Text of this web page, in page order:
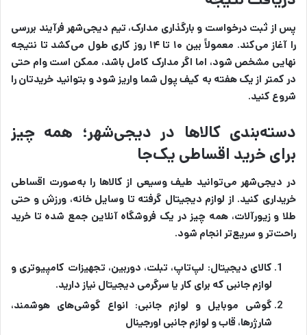
پس از ثبت درخواست و بارگذاری مدارک، تیم دیجی‌شهر فرآیند بررسی
را آغاز می‌کند. معمولاً بین ۱۰ تا ۱۴ روز کاری طول می‌کشد تا نتیجه
نهایی مشخص شود، اما اگر مدارک کامل باشد، ممکن است وام حتی
در کمتر از یک هفته به کیف پول شما واریز شود و بتوانید خریدتان را
شروع کنید.
دسته‌بندی کالاها در دیجی‌شهر؛ همه چیز
برای خرید اقساطی یک‌جا
در دیجی‌شهر می‌توانید طیف وسیعی از کالاها را به‌صورت اقساطی
خریداری کنید. از لوازم دیجیتال گرفته تا وسایل خانه، ورزش و حتی
طلا و زیورآلات، همه چیز در یک فروشگاه آنلاین جمع شده تا خرید
راحت‌تر و سریع‌تر انجام شود.
کالای دیجیتال: لپ‌تاپ، تبلت، دوربین، تجهیزات کامپیوتری و
لوازم جانبی که برای کار یا سرگرمی دیجیتال نیاز دارید.
گوشی موبایل و لوازم جانبی: انواع گوشی‌های هوشمند،
شارژرها، قاب و لوازم جانبی اورجینال